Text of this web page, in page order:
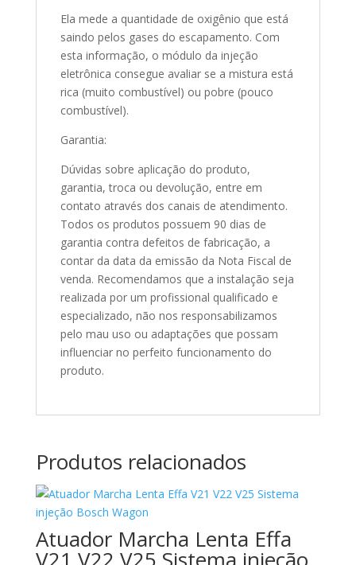
Ela mede a quantidade de oxigênio que está
saindo pelos gases do escapamento. Com
esta informação, o módulo da injeção
eletrônica consegue avaliar se a mistura está
rica (muito combustível) ou pobre (pouco
combustível).
Garantia:
Dúvidas sobre aplicação do produto,
garantia, troca ou devolução, entre em
contato através dos canais de atendimento.
Todos os produtos possuem 90 dias de
garantia contra defeitos de fabricação, a
contar da data da emissão da Nota Fiscal de
venda. Recomendamos que a instalação seja
realizada por um profissional qualificado e
especializado, não nos responsabilizamos
pelo mau uso ou adaptações que possam
influenciar no perfeito funcionamento do
produto.
Produtos relacionados
Atuador Marcha Lenta Effa